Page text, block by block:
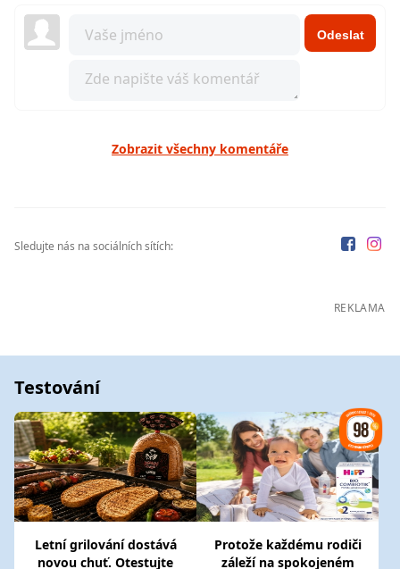
Odeslat
Zobrazit všechny komentáře
Sledujte nás na sociálních sítích:
REKLAMA
Testování
Letní grilování dostává
novou chuť. Otestujte
Protože každému rodiči
záleží na spokojeném